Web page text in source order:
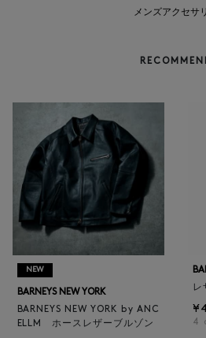
メンズアクセサ
NEW
BARNEYS NEW YORK
BARNEYS NEW YORK by ANC
ELLM ホースレザーブルゾン
レ
4